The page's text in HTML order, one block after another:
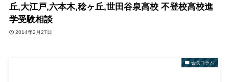
丘,大江戸,六本木,稔ヶ丘,世田谷泉高校 不登校高校進
学受験相談
2014年2月27日
会長コラム